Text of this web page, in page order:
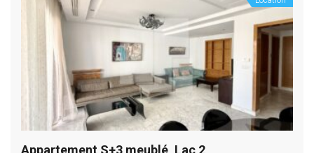
Appartement S+3 meublé, Lac 2